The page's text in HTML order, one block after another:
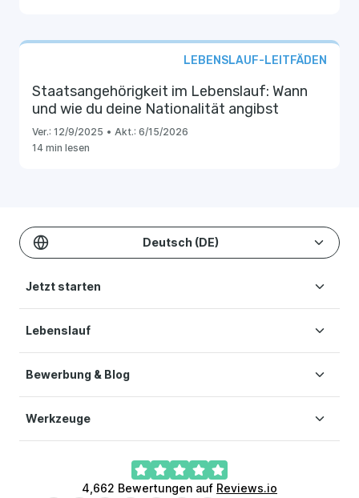
LEBENSLAUF-LEITFÄDEN
Staatsangehörigkeit im Lebenslauf: Wann
und wie du deine Nationalität angibst
Ver.: 12/9/2025 • Akt.: 6/15/2026
14 min lesen
Deutsch (DE)
Jetzt starten
Lebenslauf erstellen
Preise
Hilfe
Datenschutz-Bestimmungen
Lebenslauf
Lebenslauf Vorlagen
Lebenslauf Muster
Einfacher Lebenslauf
Aktuell-Moderner Lebenslauf
Bewerbung & Blog
Wie man einen Lebenslauf schreibt
Soft Skills Lebenslauf
Sprachkenntnisse Lebenslauf
Lebenslauf Foto
Werkzeuge
Anschreiben-Generator
KI Lebenslauf-Ersteller
4,662 Bewertungen auf Reviews.io